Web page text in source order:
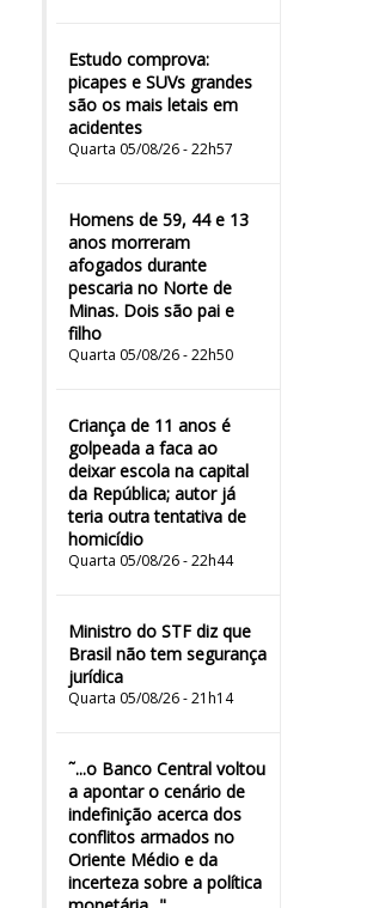
Estudo comprova:
picapes e SUVs grandes
são os mais letais em
acidentes
Quarta 05/08/26 - 22h57
Homens de 59, 44 e 13
anos morreram
afogados durante
pescaria no Norte de
Minas. Dois são pai e
filho
Quarta 05/08/26 - 22h50
Criança de 11 anos é
golpeada a faca ao
deixar escola na capital
da República; autor já
teria outra tentativa de
homicídio
Quarta 05/08/26 - 22h44
Ministro do STF diz que
Brasil não tem segurança
jurídica
Quarta 05/08/26 - 21h14
˜...o Banco Central voltou
a apontar o cenário de
indefinição acerca dos
conflitos armados no
Oriente Médio e da
incerteza sobre a política